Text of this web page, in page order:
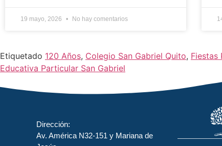
19 mayo, 2026 No hay comentarios
Etiquetado 120 Años, Colegio San Gabriel Quito, Fiestas
Educativa Particular San Gabriel
Dirección:
Av. América N32-151 y Mariana de